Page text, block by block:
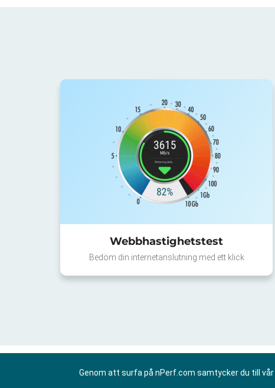
Webbhastighetstest
Bedöm din internetanslutning med ett klick
Genom att surfa på nPerf.com samtycker du till vår